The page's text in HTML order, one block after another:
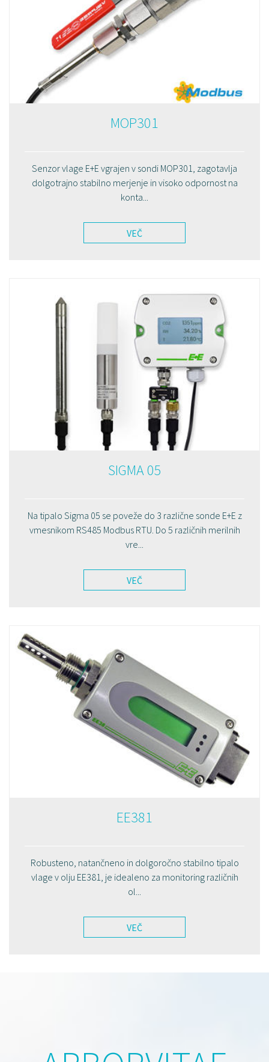
MOP301
Senzor vlage E+E vgrajen v sondi MOP301, zagotavlja
dolgotrajno stabilno merjenje in visoko odpornost na
konta...
VEČ
SIGMA 05
Na tipalo Sigma 05 se poveže do 3 različne sonde E+E z
vmesnikom RS485 Modbus RTU. Do 5 različnih merilnih
vre...
VEČ
EE381
Robusteno, natančneno in dolgoročno stabilno tipalo
vlage v olju EE381, je idealeno za monitoring različnih
ol...
VEČ